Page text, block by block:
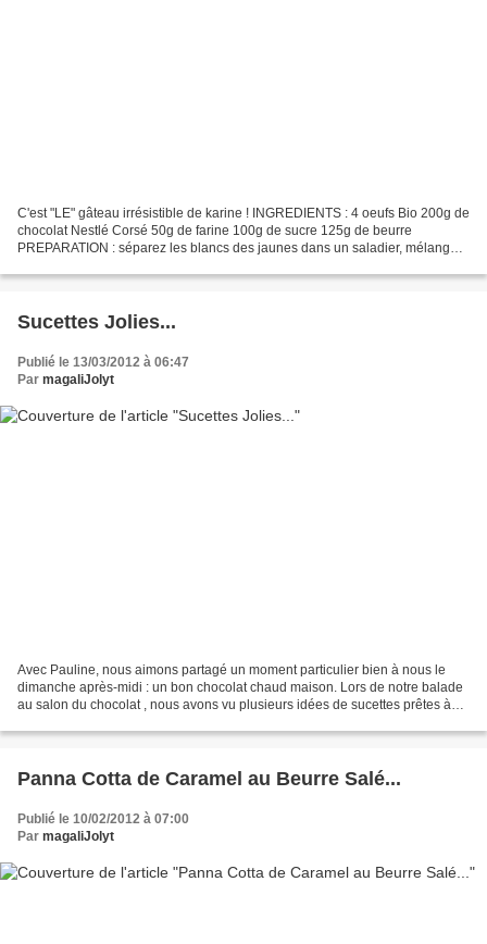
C'est "LE" gâteau irrésistible de karine ! INGREDIENTS : 4 oeufs Bio 200g de
chocolat Nestlé Corsé 50g de farine 100g de sucre 125g de beurre
PREPARATION : séparez les blancs des jaunes dans un saladier, mélangez
Sucettes Jolies...
Publié le 13/03/2012 à 06:47
Par magaliJolyt
Avec Pauline, nous aimons partagé un moment particulier bien à nous le
dimanche après-midi : un bon chocolat chaud maison. Lors de notre balade
au salon du chocolat , nous avons vu plusieurs idées de sucettes prêtes à
Panna Cotta de Caramel au Beurre Salé...
Publié le 10/02/2012 à 07:00
Par magaliJolyt